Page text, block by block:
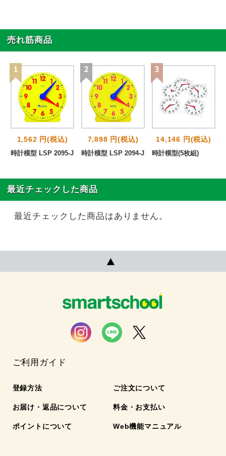
売れ筋商品
1,562 円(税込)
時計模型 LSP 2095-J
7,898 円(税込)
時計模型 LSP 2094-J
14,146 円(税込)
時計模型(5枚組)
最近チェックした商品
最近チェックした商品はありません。
ご利用ガイド
登録方法 ご注文について
お届け・返品について 料金・お支払い
ポイントについて Web機能マニュアル